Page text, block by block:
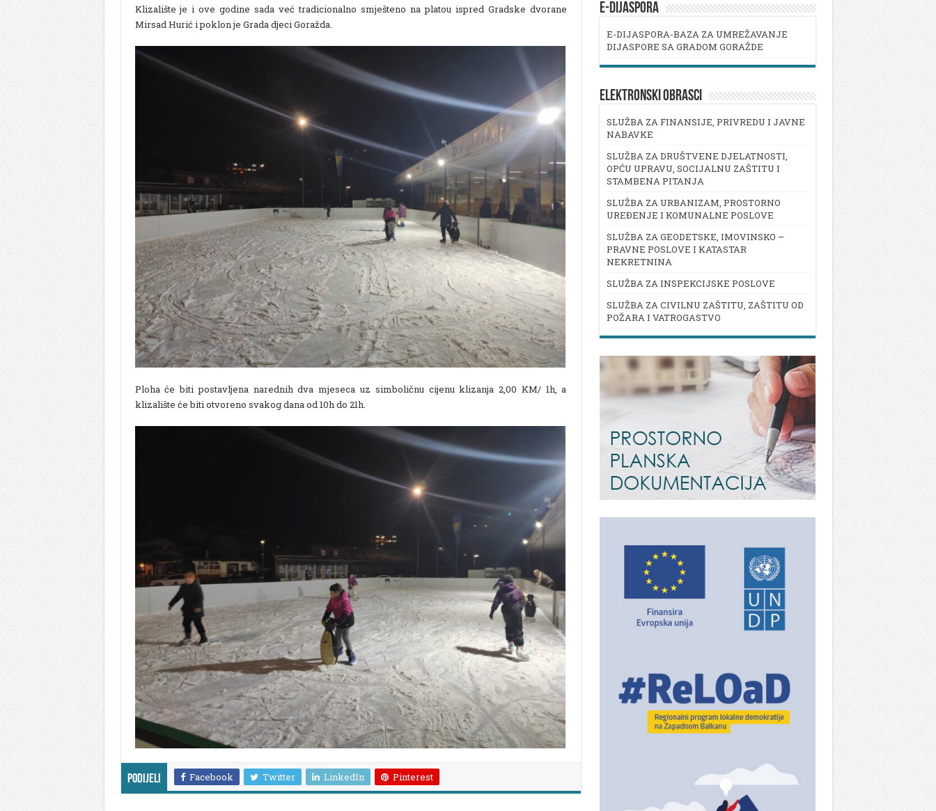
Klizalište je i ove godine sada već tradicionalno smješteno na platou ispred Gradske dvorane
Mirsad Hurić i poklon je Grada djeci Goražda.
Ploha će biti postavljena narednih dva mjeseca uz simboličnu cijenu klizanja 2,00 KM/ 1h, a
klizalište će biti otvoreno svakog dana od 10h do 21h.
Podijeli Facebook Twitter LinkedIn Pinterest
E-DIJASPORA
E-DIJASPORA-BAZA ZA UMREŽAVANJE
DIJASPORE SA GRADOM GORAŽDE
ELEKTRONSKI OBRASCI
SLUŽBA ZA FINANSIJE, PRIVREDU I JAVNE
NABAVKE
SLUŽBA ZA DRUŠTVENE DJELATNOSTI,
OPĆU UPRAVU, SOCIJALNU ZAŠTITU I
STAMBENA PITANJA
SLUŽBA ZA URBANIZAM, PROSTORNO
UREĐENJE I KOMUNALNE POSLOVE
SLUŽBA ZA GEODETSKE, IMOVINSKO –
PRAVNE POSLOVE I KATASTAR
NEKRETNINA
SLUŽBA ZA INSPEKCIJSKE POSLOVE
SLUŽBA ZA CIVILNU ZAŠTITU, ZAŠTITU OD
POŽARA I VATROGASTVO